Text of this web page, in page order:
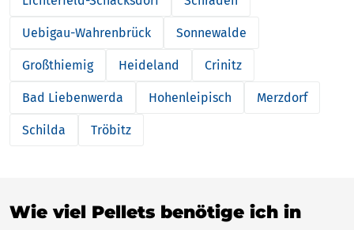
Uebigau-Wahrenbrück Sonnewalde
Großthiemig Heideland Crinitz
Bad Liebenwerda Hohenleipisch Merzdorf
Schilda Tröbitz
Wie viel Pellets benötige ich in